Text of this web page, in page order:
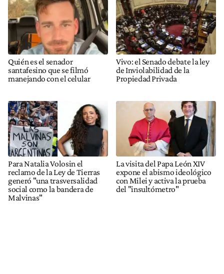
Quién es el senador
santafesino que se filmó
manejando con el celular
Vivo: el Senado debate la ley
de Inviolabilidad de la
Propiedad Privada
Para Natalia Volosin el
reclamo de la Ley de Tierras
generó "una trasversalidad
social como la bandera de
Malvinas"
La visita del Papa León XIV
expone el abismo ideológico
con Milei y activa la prueba
del "insultómetro"